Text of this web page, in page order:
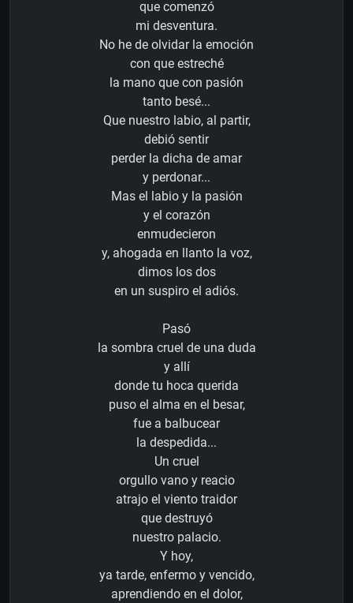
que comenzó
mi desventura.
No he de olvidar la emoción
con que estreché
la mano que con pasión
tanto besé...
Que nuestro labio, al partir,
debió sentir
perder la dicha de amar
y perdonar...
Mas el labio y la pasión
y el corazón
enmudecieron
y, ahogada en llanto la voz,
dimos los dos
en un suspiro el adiós.
Pasó
la sombra cruel de una duda
y allí
donde tu hoca querida
puso el alma en el besar,
fue a balbucear
la despedida...
Un cruel
orgullo vano y reacio
atrajo el viento traidor
que destruyó
nuestro palacio.
Y hoy,
ya tarde, enfermo y vencido,
aprendiendo en el dolor,